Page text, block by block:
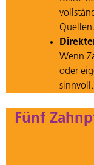
Quellen.
Wenn
oder
sinnvoll.
Fünf